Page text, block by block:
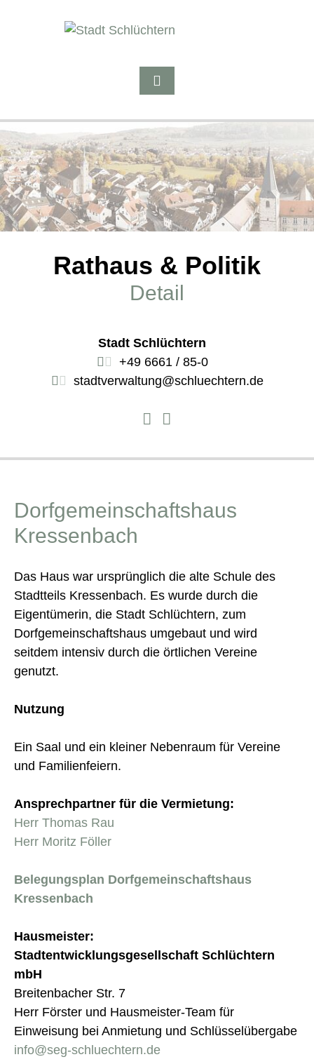
Rathaus & Politik
Detail
Stadt Schlüchtern
+49 6661 / 85-0
stadtverwaltung@schluechtern.de
Dorfgemeinschaftshaus
Kressenbach
Das Haus war ursprünglich die alte Schule des
Stadtteils Kressenbach. Es wurde durch die
Eigentümerin, die Stadt Schlüchtern, zum
Dorfgemeinschaftshaus umgebaut und wird
seitdem intensiv durch die örtlichen Vereine
genutzt.
Nutzung
Ein Saal und ein kleiner Nebenraum für Vereine
und Familienfeiern.
Ansprechpartner für die Vermietung:
Herr Thomas Rau
Herr Moritz Föller
Belegungsplan Dorfgemeinschaftshaus
Kressenbach
Hausmeister:
Stadtentwicklungsgesellschaft Schlüchtern
mbH
Breitenbacher Str. 7
Herr Förster und Hausmeister-Team für
Einweisung bei Anmietung und Schlüsselübergabe
info@seg-schluechtern.de